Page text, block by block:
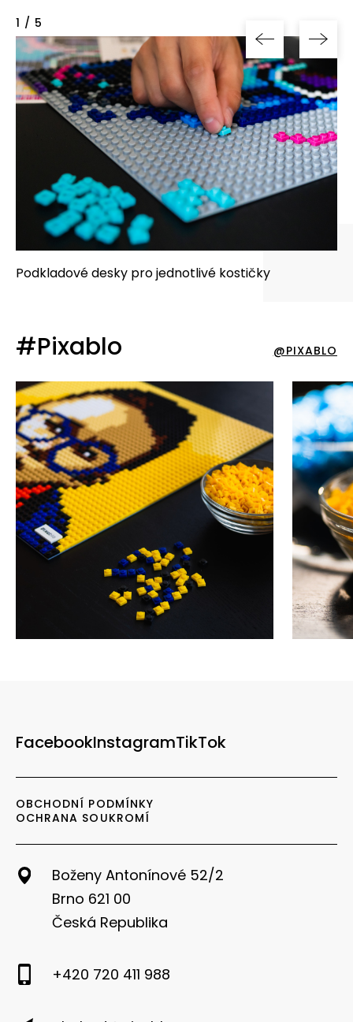
1 / 5
Podkladové desky pro jednotlivé kostičky
#Pixablo @PIXABLO
Boženy Antonínové 52/2
Brno 621 00
Česká Republika
+420 720 411 988
FacebookInstagramTikTok
OBCHODNÍ PODMÍNKY
OCHRANA SOUKROMÍ